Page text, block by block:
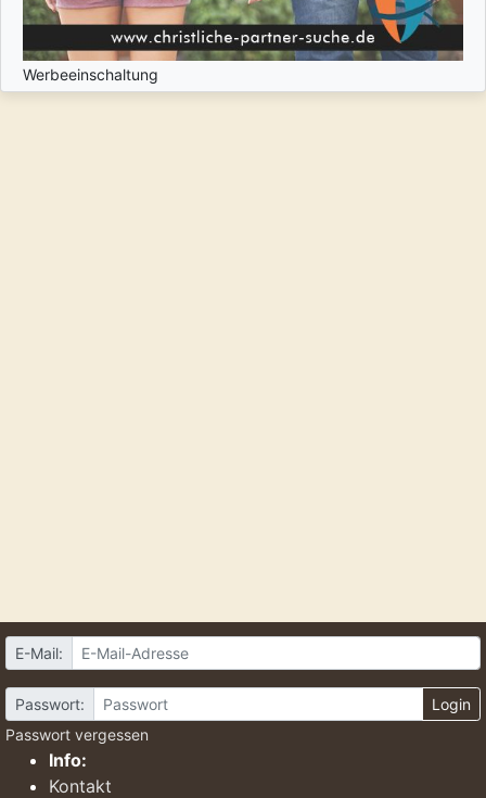
Werbeeinschaltung
E-Mail:
Passwort:
Login
Passwort vergessen
Info:
Kontakt